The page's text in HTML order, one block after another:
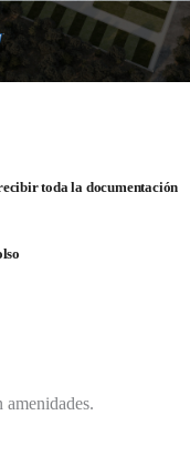
toda la documentación
amenidades.